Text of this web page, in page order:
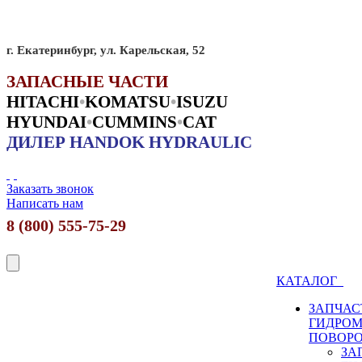
г. Екатеринбург, ул. Карельская, 52
ЗАПАСНЫЕ ЧАСТИ
HITACHI•KOMATSU•ISUZU
HYUNDAI•CUMMINS•CAT
ДИЛЕР HANDOK HYDRAULIC
Заказать звонок
Написать нам
8 (800) 555-75-29
КАТАЛОГ